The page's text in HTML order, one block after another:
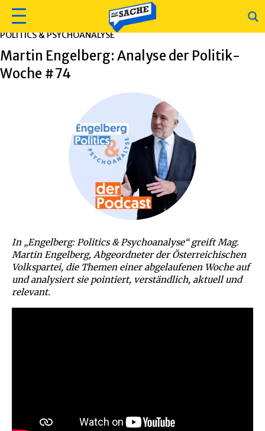
POLITICS & PSYCHOANALYSE
Martin Engelberg: Analyse der Politik-
Woche #74
In „Engelberg: Politics & Psychoanalyse“ greift Mag.
Martin Engelberg, Abgeordneter der Österreichischen
Volkspartei, die Themen einer abgelaufenen Woche auf
und analysiert sie pointiert, verständlich, aktuell und
relevant.